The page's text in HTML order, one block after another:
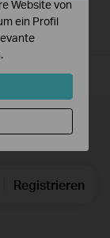
Registrieren
Website von
ein Profil